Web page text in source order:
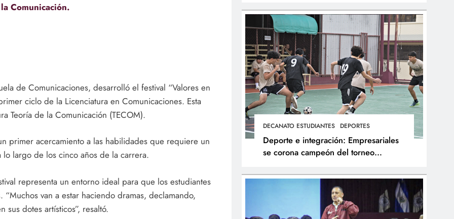
Comunicación.
de Comunicaciones, desarrolló el festival “Valores en
ciclo de la Licenciatura en Comunicaciones. Esta
Teoría de la Comunicación (TECOM).
primer acercamiento a las habilidades que requiere un
largo de los cinco años de la carrera.
representa un entorno ideal para que los estudiantes
van a estar haciendo dramas, declamando,
dotes artísticos”, resaltó.
DECANATO ESTUDIANTES DEPORTES
Deporte e integración: Empresariales
se corona campeón del torneo